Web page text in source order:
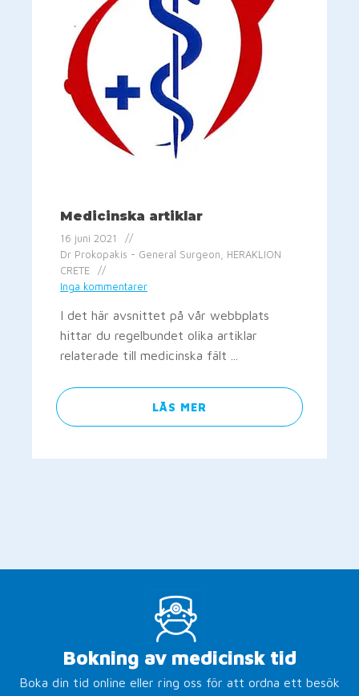
Medicinska artiklar
16 juni 2021
Dr Prokopakis - General Surgeon, HERAKLION
CRETE
Inga kommentarer
I det här avsnittet på vår webbplats
hittar du regelbundet olika artiklar
relaterade till medicinska fält ...
LÄS MER
Bokning av medicinsk tid
Boka din tid online eller ring oss för att ordna ett besök